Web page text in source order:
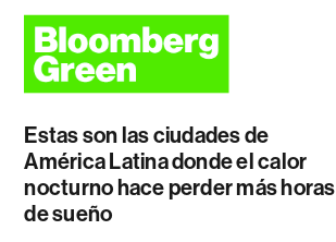
Estas son las ciudades de
América Latina donde el calor
nocturno hace perder más horas
de sueño